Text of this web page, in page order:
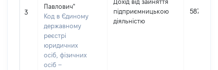
3
Павлович"
Код в Єдиному
державному
реєстрі
юридичних
осіб, фізичних
осіб –
Дохід від зайняття
підприємницькою
діяльністю
58760